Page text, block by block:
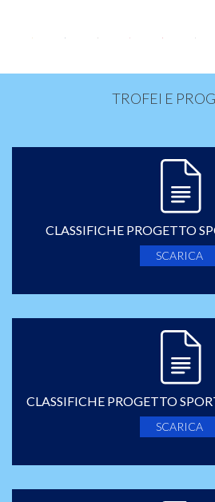
TROFEI E
CLASSIFICHE PROGETTO
SCARICA
CLASSIFICHE PROGETTO
SCARICA